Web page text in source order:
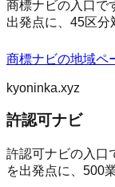
商標ナビの入口で
出発点に、45区分
商標ナビの地域ペ
kyoninka.xyz
許認可ナビ
許認可ナビの入口
を出発点に、500